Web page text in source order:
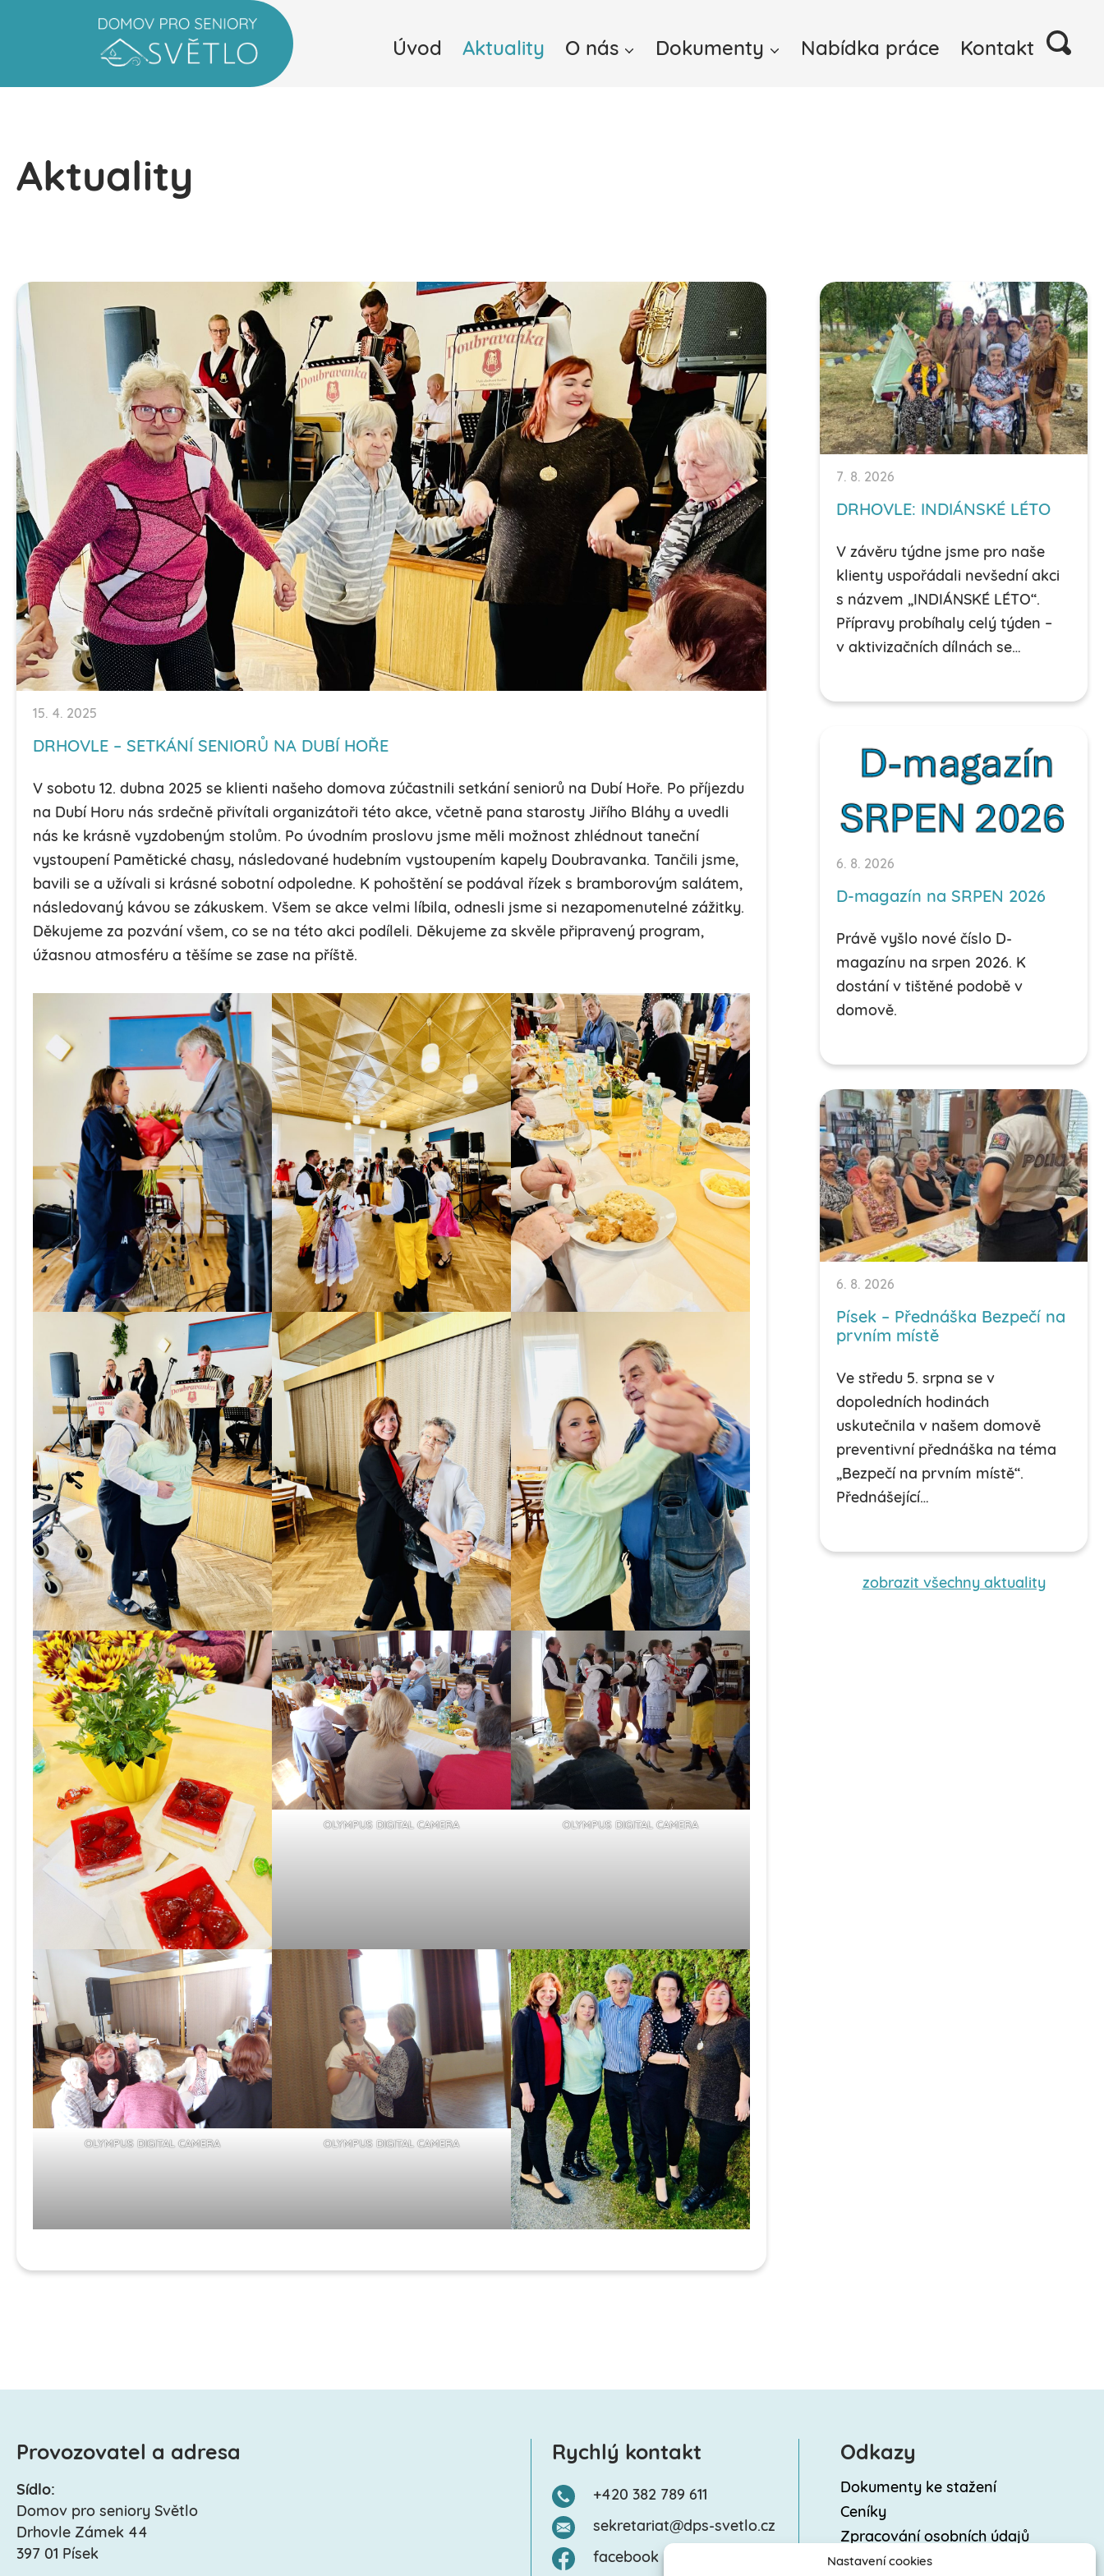
Nastavení cookies
Úvod Aktuality O nás Dokumenty Nabídka práce Kontakt
Aktuality
15. 4. 2025
DRHOVLE – SETKÁNÍ SENIORŮ NA DUBÍ HOŘE
V sobotu 12. dubna 2025 se klienti našeho domova zúčastnili setkání seniorů na Dubí Hoře. Po příjezdu
na Dubí Horu nás srdečně přivítali organizátoři této akce, včetně pana starosty Jiřího Bláhy a uvedli
nás ke krásně vyzdobeným stolům. Po úvodním proslovu jsme měli možnost zhlédnout taneční
vystoupení Pamětické chasy, následované hudebním vystoupením kapely Doubravanka. Tančili jsme,
bavili se a užívali si krásné sobotní odpoledne. K pohoštění se podával řízek s bramborovým salátem,
následovaný kávou se zákuskem. Všem se akce velmi líbila, odnesli jsme si nezapomenutelné zážitky.
Děkujeme za pozvání všem, co se na této akci podíleli. Děkujeme za skvěle připravený program,
úžasnou atmosféru a těšíme se zase na příště.
OLYMPUS DIGITAL CAMERA OLYMPUS DIGITAL CAMERA
OLYMPUS DIGITAL CAMERA OLYMPUS DIGITAL CAMERA
7. 8. 2026
DRHOVLE: INDIÁNSKÉ LÉTO
V závěru týdne jsme pro naše
klienty uspořádali nevšední akci
s názvem „INDIÁNSKÉ LÉTO“.
Přípravy probíhaly celý týden –
v aktivizačních dílnách se…
6. 8. 2026
D-magazín na SRPEN 2026
Právě vyšlo nové číslo D-
magazínu na srpen 2026. K
dostání v tištěné podobě v
domově.
6. 8. 2026
Písek – Přednáška Bezpečí na
prvním místě
Ve středu 5. srpna se v
dopoledních hodinách
uskutečnila v našem domově
preventivní přednáška na téma
„Bezpečí na prvním místě“.
Přednášející…
zobrazit všechny aktuality
Provozovatel a adresa
Sídlo:
Domov pro seniory Světlo
Drhovle Zámek 44
397 01 Písek
Rychlý kontakt
+420 382 789 611
sekretariat@dps-svetlo.cz
facebook
Odkazy
Dokumenty ke stažení
Ceníky
Zpracování osobních údajů
(GDPR) a ochrana